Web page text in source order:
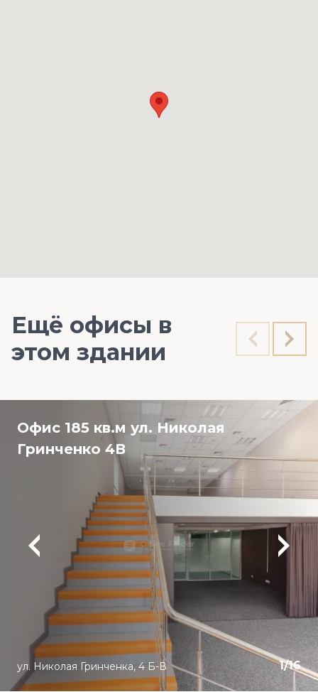
Ещё офисы в
этом здании
Офис 185 кв.м ул. Николая
Гринченко 4В
1/16
ул. Николая Гринченка, 4 Б-В